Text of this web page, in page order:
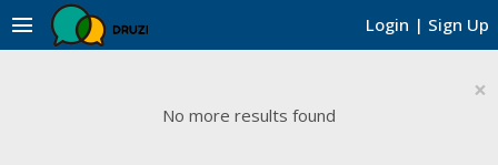
Login | Sign Up
menu
×
No more results found